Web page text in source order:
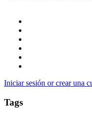
Iniciar sesión or crear una
Tags